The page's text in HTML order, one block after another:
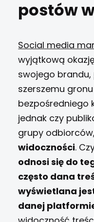
postów
Social media
wyjątkową
swojego brandu,
szerszemu
bezpośredniego
jednak czy
grupy
widoczności.
odnosi się do
często dana
wyświetlana
danej